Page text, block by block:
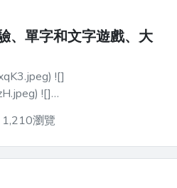
、單字和文字遊戲、大
![]
![]
![]
1,210瀏覽